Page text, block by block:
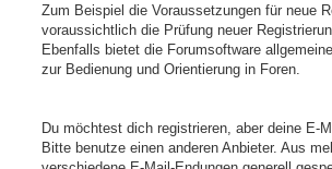
Zum Beispiel die Voraussetzungen für neue
voraussichtlich die Prüfung neuer
Ebenfalls bietet die Forumsoftware
zur Bedienung und Orientierung in Foren.
Du möchtest dich registrieren, aber deine E-
Bitte benutze einen anderen Anbieter. Aus